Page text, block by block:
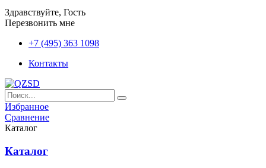
Здравствуйте, Гость
Перезвонить мне
+7 (495) 363 1098
Контакты
Избранное
Сравнение
Каталог
Каталог